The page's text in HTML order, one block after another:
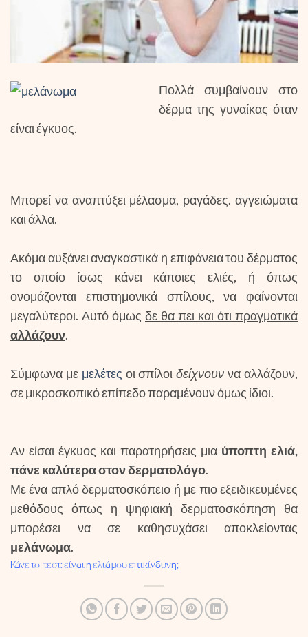
Πολλά συμβαίνουν στο
δέρμα της γυναίκας όταν
είναι έγκυος.
Μπορεί να αναπτύξει μέλασμα, ραγάδες. αγγειώματα
και άλλα.
Ακόμα αυξάνει αναγκαστικά η επιφάνεια του δέρματος
το οποίο ίσως κάνει κάποιες ελιές, ή όπως
ονομάζονται επιστημονικά σπίλους, να φαίνονται
μεγαλύτεροι. Αυτό όμως δε θα πει και ότι πραγματικά
αλλάζουν.
Σύμφωνα με μελέτες οι σπίλοιδείχνουννα αλλάζουν,
σε μικροσκοπικό επίπεδο παραμένουν όμως ίδιοι.
Αν είσαι έγκυος και παρατηρήσεις μια ύποπτη ελιά,
πάνε καλύτερα στον δερματολόγο.
Με ένα απλό δερματοσκόπειο ή με πιο εξειδικευμένες
μεθόδους όπως η ψηφιακή δερματοσκόπηση θα
μπορέσει να σε καθησυχάσει αποκλείοντας
μελάνωμα.
Κάνε το τεστ: είναι η ελιά μου επικίνδυνη;